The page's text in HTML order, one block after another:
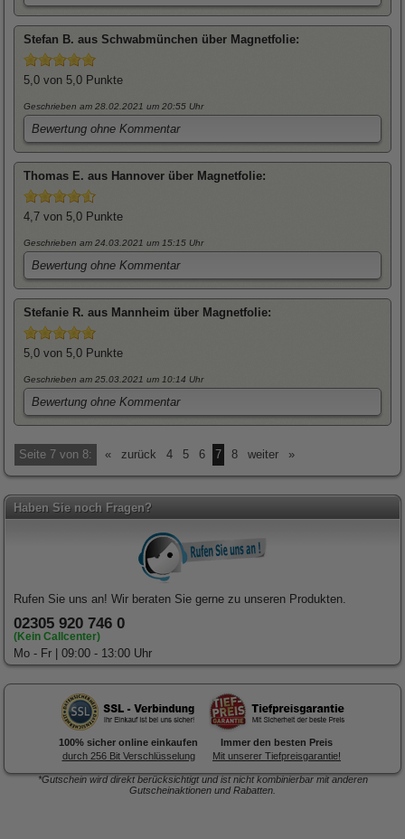
Stefan B. aus Schwabmünchen über Magnetfolie:
5,0 von 5,0 Punkte
Geschrieben am 28.02.2021 um 20:55 Uhr
Bewertung ohne Kommentar
Thomas E. aus Hannover über Magnetfolie:
4,7 von 5,0 Punkte
Geschrieben am 24.03.2021 um 15:15 Uhr
Bewertung ohne Kommentar
Stefanie R. aus Mannheim über Magnetfolie:
5,0 von 5,0 Punkte
Geschrieben am 25.03.2021 um 10:14 Uhr
Bewertung ohne Kommentar
Seite 7 von 8: « zurück 4 5 6 7 8 weiter »
Haben Sie noch Fragen?
Rufen Sie uns an! Wir beraten Sie gerne zu unseren Produkten.
02305 920 746 0
(Kein Callcenter)
Mo - Fr | 09:00 - 13:00 Uhr
100% sicher online einkaufen
durch 256 Bit Verschlüsselung
Immer den besten Preis
Mit unserer Tiefpreisgarantie!
*Gutschein wird direkt berücksichtigt und ist nicht kombinierbar mit anderen
Gutscheinaktionen und Rabatten.